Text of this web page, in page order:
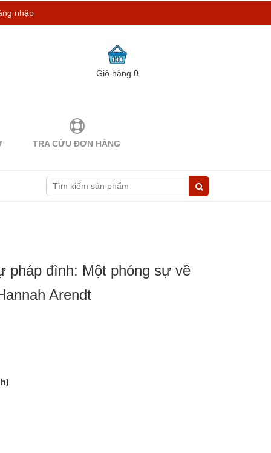
nhập
Giỏ hàng0
TRA CỨU ĐƠN HÀNG
pháp đình: Một phóng sự về
Arendt